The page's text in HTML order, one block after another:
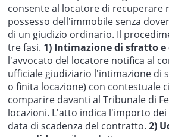
consente al locatore di recuperare
possesso dell'immobile senza
di un giudizio ordinario. Il
tre fasi. 1) Intimazione di sfratto
l'avvocato del locatore notifica al
ufficiale giudiziario l'intimazione di
o finita locazione) con contestuale
comparire davanti al Tribunale di
locazioni. L'atto indica l'importo
data di scadenza del contratto. 2)